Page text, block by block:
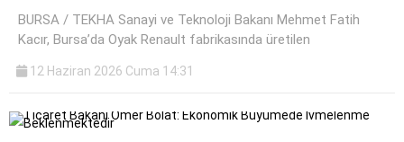
BURSA / TEKHA Sanayi ve Teknoloji Bakanı Mehmet Fatih
Kacır, Bursa’da Oyak Renault fabrikasında üretilen
12 Haziran 2026 Cuma 14:31